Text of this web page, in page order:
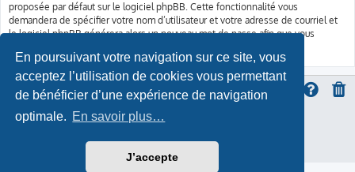
En poursuivant votre navigation sur ce site, vous
acceptez l’utilisation de cookies vous permettant
de bénéficier d’une expérience de navigation
optimale. En savoir plus…
J’accepte
proposée par défaut sur le logiciel phpBB. Cette fonctionnalité vous
demandera de spécifier votre nom d’utilisateur et votre adresse de courriel et
le logiciel phpBB générera alors un nouveau mot de passe afin que vous
ProLight Style by